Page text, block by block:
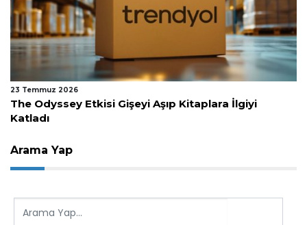
23 Temmuz 2026
The Odyssey Etkisi Gişeyi Aşıp Kitaplara İlgiyi
Katladı
Arama Yap